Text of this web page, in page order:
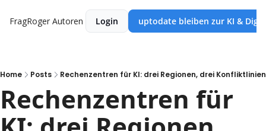
FragRoger Autoren Login uptodate bleiben zur KI &
Home Posts Rechenzentren für KI: drei Regionen, drei Konfliktlinien
Rechenzentren für